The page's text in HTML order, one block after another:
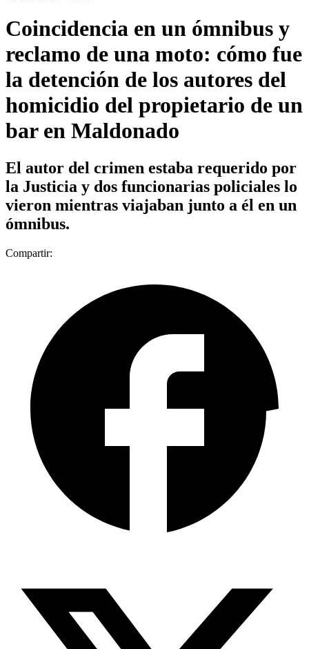
Coincidencia en un ómnibus y
reclamo de una moto: cómo fue
la detención de los autores del
homicidio del propietario de un
bar en Maldonado
El autor del crimen estaba requerido por
la Justicia y dos funcionarias policiales lo
vieron mientras viajaban junto a él en un
ómnibus.
Compartir: